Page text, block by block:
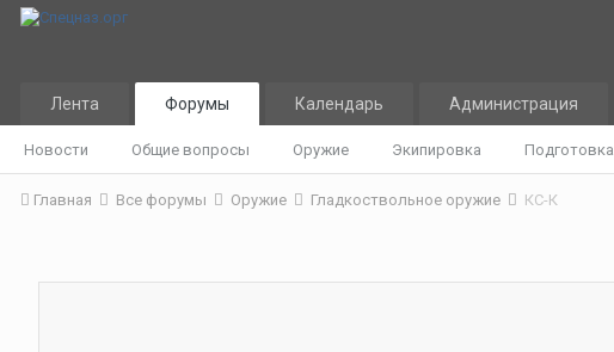
Лента Форумы
Новости Общие вопросы Оружие Экипировка Подготовка
Календарь Администрация
Главная Все форумы Оружие Гладкоствольное оружие КС-К